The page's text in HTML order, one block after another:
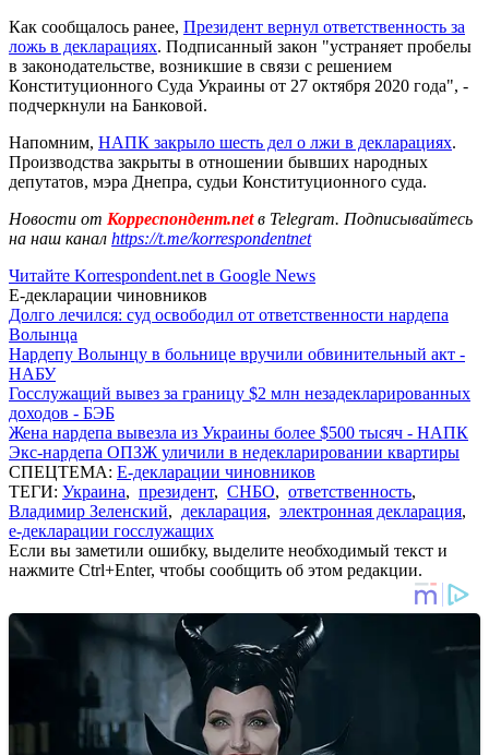
Как сообщалось ранее, Президент вернул ответственность за
ложь в декларациях. Подписанный закон "устраняет пробелы
в законодательстве, возникшие в связи с решением
Конституционного Суда Украины от 27 октября 2020 года", -
подчеркнули на Банковой.
Напомним, НАПК закрыло шесть дел о лжи в декларациях.
Производства закрыты в отношении бывших народных
депутатов, мэра Днепра, судьи Конституционного суда.
Новости от Корреспондент.netв Telegram. Подписывайтесь
на наш канал https://t.me/korrespondentnet
Читайте Korrespondent.net в Google News
Е-декларации чиновников
Долго лечился: суд освободил от ответственности нардепа
Волынца
Нардепу Волынцу в больнице вручили обвинительный акт -
НАБУ
Госслужащий вывез за границу $2 млн незадекларированных
доходов - БЭБ
Жена нардепа вывезла из Украины более $500 тысяч - НАПК
Экс-нардепа ОПЗЖ уличили в недекларировании квартиры
СПЕЦТЕМА: Е-декларации чиновников
ТЕГИ: Украина, президент, СНБО, ответственность,
Владимир Зеленский, декларация, электронная декларация,
е-декларации госслужащих
Если вы заметили ошибку, выделите необходимый текст и
нажмите Ctrl+Enter, чтобы сообщить об этом редакции.